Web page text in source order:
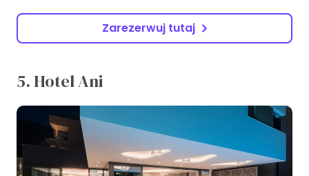
Zarezerwuj tutaj
5. Hotel Ani